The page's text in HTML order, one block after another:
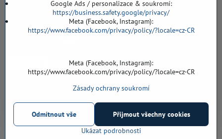
©2026CopyrightPředvolby soukromíZásady ochrany soukromí
Vytvořeno systémem:ByznysWeb.cz
Google Ads / personalizace & soukromí:
https://business.safety.google/privacy/
Meta (Facebook, Instagram):
https://www.facebook.com/privacy/policy/?locale=cz-CR
Meta (Facebook, Instagram):
https://www.facebook.com/privacy/policy/?locale=cz-CR
Zásady ochrany soukromí
Ukázat podrobnosti
Přijmout všechny cookies
Odmítnout vše